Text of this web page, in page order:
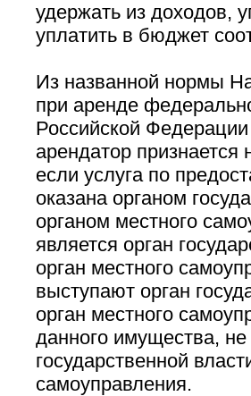
удержать из доходов,
уплатить в бюджет
Из названной нормы
при аренде
Российской
арендатор признается
если услуга по
оказана органом
органом местного
является орган
орган местного
выступают орган
орган местного
данного имущества,
государственной
самоуправления.